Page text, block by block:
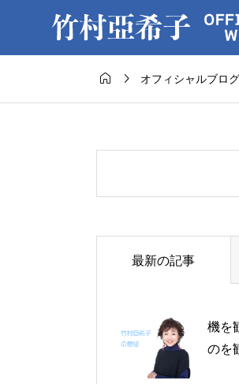
  オフィシャルブログ
最新の記事
機を
のを